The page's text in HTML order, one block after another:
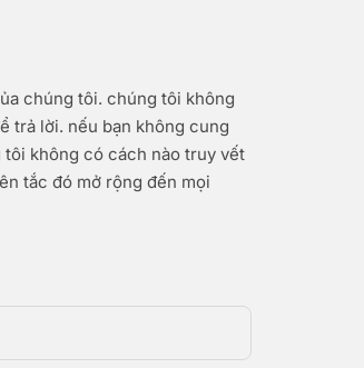
chúng tôi. chúng tôi không
trả lời. nếu bạn không cung
không có cách nào truy vết
tắc đó mở rộng đến mọi